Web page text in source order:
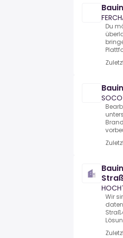
Du
Wir